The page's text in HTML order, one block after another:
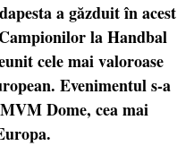
a găzduit în acest
la Handbal
cele mai valoroase
Evenimentul s-a
Dome, cea mai